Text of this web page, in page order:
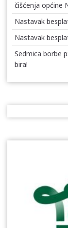
čišćenja općine
Nastavak
Nastavak
Sedmica borbe
bira!